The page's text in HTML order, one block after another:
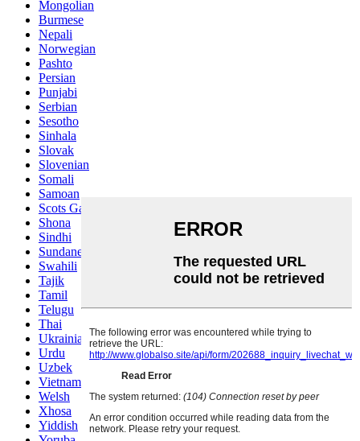
Mongolian
Burmese
Nepali
Norwegian
Pashto
Persian
Punjabi
Serbian
Sesotho
Sinhala
Slovak
Slovenian
Somali
Samoan
Scots Gaelic
Shona
Sindhi
Sundanese
Swahili
Tajik
Tamil
Telugu
Thai
Ukrainian
Urdu
Uzbek
Vietnamese
Welsh
Xhosa
Yiddish